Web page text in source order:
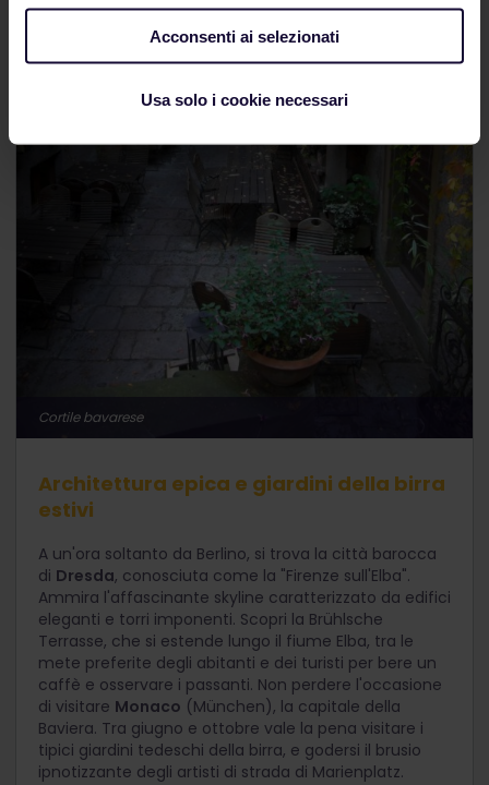
Acconsenti ai selezionati
Usa solo i cookie necessari
Cortile bavarese
Architettura epica e giardini della birra
estivi
A un'ora soltanto da Berlino, si trova la città barocca
di Dresda, conosciuta come la "Firenze sull'Elba".
Ammira l'affascinante skyline caratterizzato da edifici
eleganti e torri imponenti. Scopri la Brühlsche
Terrasse, che si estende lungo il fiume Elba, tra le
mete preferite degli abitanti e dei turisti per bere un
caffè e osservare i passanti. Non perdere l'occasione
di visitare Monaco (München), la capitale della
Baviera. Tra giugno e ottobre vale la pena visitare i
tipici giardini tedeschi della birra, e godersi il brusio
ipnotizzante degli artisti di strada di Marienplatz.